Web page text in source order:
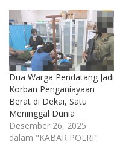
Dua Warga Pendatang Jadi
Korban Penganiayaan
Berat di Dekai, Satu
Meninggal Dunia
Desember 26, 2025
dalam "KABAR POLRI"